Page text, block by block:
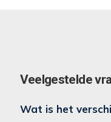
Veelgestelde
Wat is het